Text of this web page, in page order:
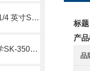
URAS-TECHNO村上精机1-1/4 英寸SAD-EP活塞式空气振动器
日本KAKUHUNTER写真化学SK-350TV带真空装置的搅拌脱泡装置北崎有售
标
产
品